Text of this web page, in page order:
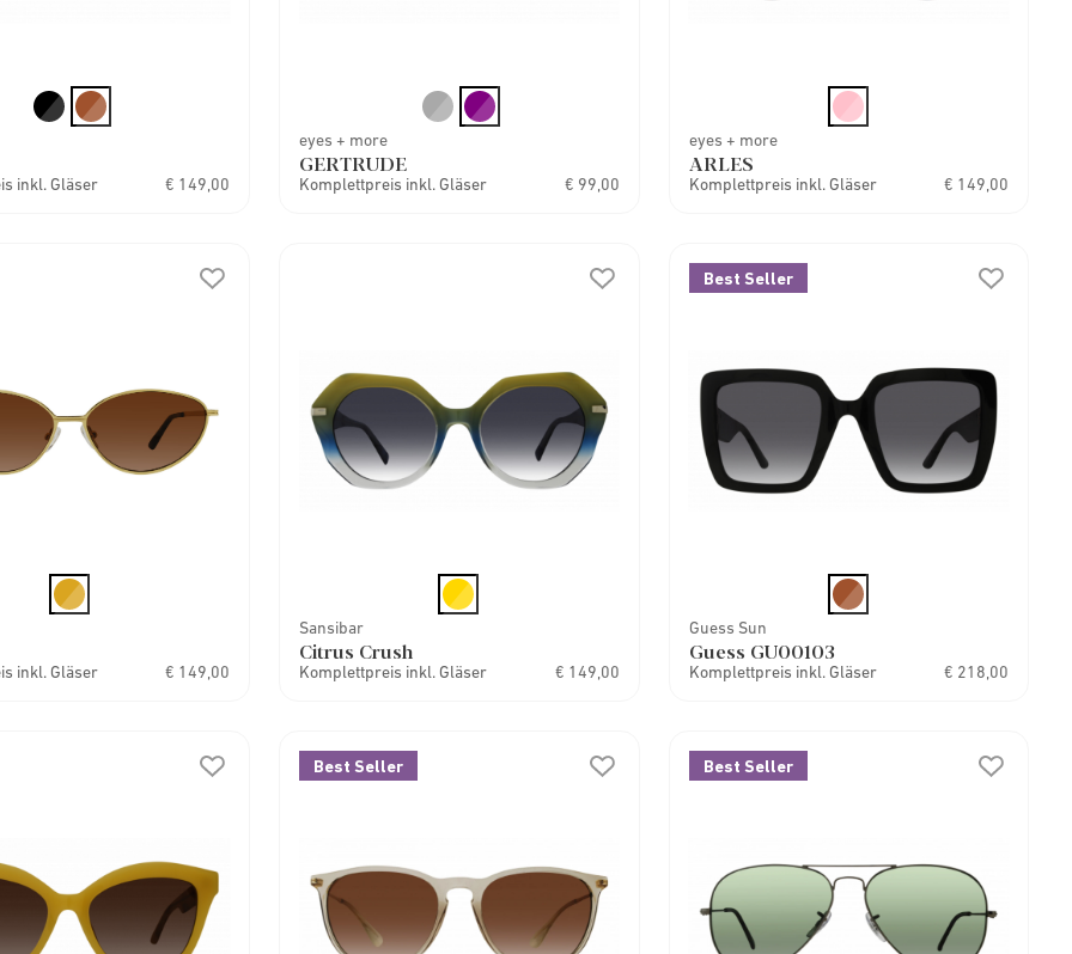
inkl. Gläser € 149,00
eyes + more
GERTRUDE
Komplettpreis inkl. Gläser € 99,00
eyes + more
ARLES
Komplettpreis inkl. Gläser € 149,00
inkl. Gläser € 149,00
Sansibar
Citrus Crush
Komplettpreis inkl. Gläser € 149,00
Best Seller
Guess Sun
Guess GU00103
Komplettpreis inkl. Gläser € 218,00
Best Seller Best Seller